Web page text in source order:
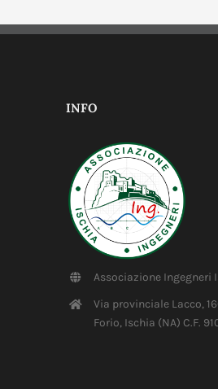
INFO
Associazione Ingegneri
Via provinciale Lacco,
Forio, Ischia (NA) C.F.